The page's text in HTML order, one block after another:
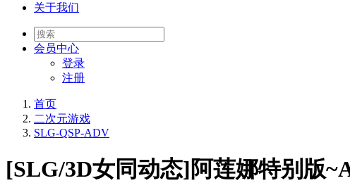
关于我们
会员中心
登录
注册
首页
二次元游戏
SLG-QSP-ADV
[SLG/3D女同动态]阿莲娜特别版